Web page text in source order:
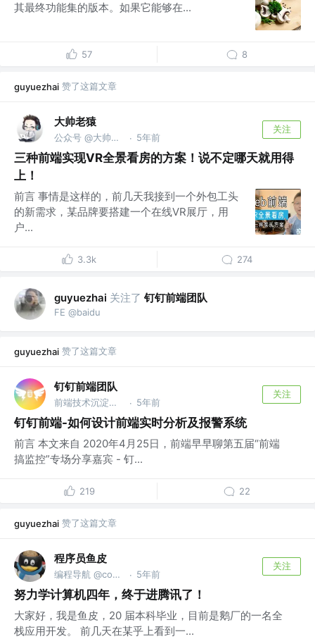
其最终功能集的版本。如果它能够在...
57 8
guyuezhai 赞了这篇文章
大帅老猿
公众号 @大帅老猿 · 5年前
关注
三种前端实现VR全景看房的方案！说不定哪天就用得
上！
前言 事情是这样的，前几天我接到一个外包工头
的新需求，某品牌要搭建一个在线VR展厅，用
户...
3.3k 274
guyuezhai 关注了 钉钉前端团队
FE @baidu
guyuezhai 赞了这篇文章
钉钉前端团队
前端技术沉淀、分享 @钉钉 · 5年前
关注
钉钉前端-如何设计前端实时分析及报警系统
前言 本文来自 2020年4月25日，前端早早聊第五届“前端
搞监控”专场分享嘉宾 - 钉...
219 22
guyuezhai 赞了这篇文章
程序员鱼皮
编程导航 @codefather.cn · 5年前
关注
努力学计算机四年，终于进腾讯了！
大家好，我是鱼皮，20 届本科毕业，目前是鹅厂的一名全
栈应用开发。 前几天在某乎上看到一...